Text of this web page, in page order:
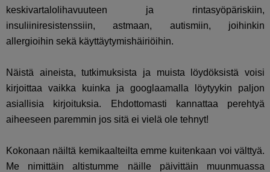
keskivartalolihavuuteen ja rintasyöpäriskiin,
insuliiniresistenssiin, astmaan, autismiin, joihinkin
allergioihin sekä käyttäytymishäiriöihin.
Näistä aineista, tutkimuksista ja muista löydöksistä voisi
kirjoittaa vaikka kuinka ja googlaamalla löytyykin paljon
asiallisia kirjoituksia. Ehdottomasti kannattaa perehtyä
aiheeseen paremmin jos sitä ei vielä ole tehnyt!
Kokonaan näiltä kemikaalteilta emme kuitenkaan voi välttyä.
Me nimittäin altistumme näille päivittäin muunmuassa